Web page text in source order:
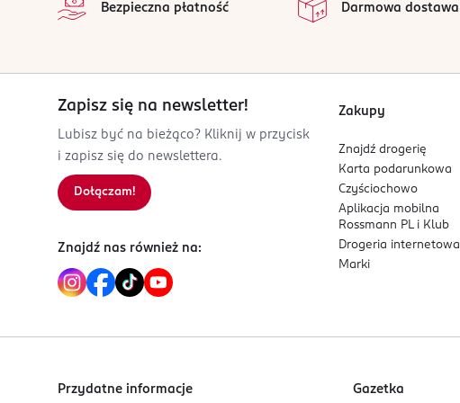
Formuła i zapach
43-300
334454245
Kod EAN
5 907264 800283
Bezpieczna płatność Darmowa dostawa
Zapisz się na newsletter!
Lubisz być na bieżąco? Kliknij w przycisk
i zapisz się do newslettera.
Dołączam!
Znajdź nas również na:
Zakupy
Znajdź drogerię
Karta podarunkowa
Czyściochowo
Aplikacja mobilna
Rossmann PL i Klub
Drogeria internetowa
Marki
Przydatne informacje Gazetka